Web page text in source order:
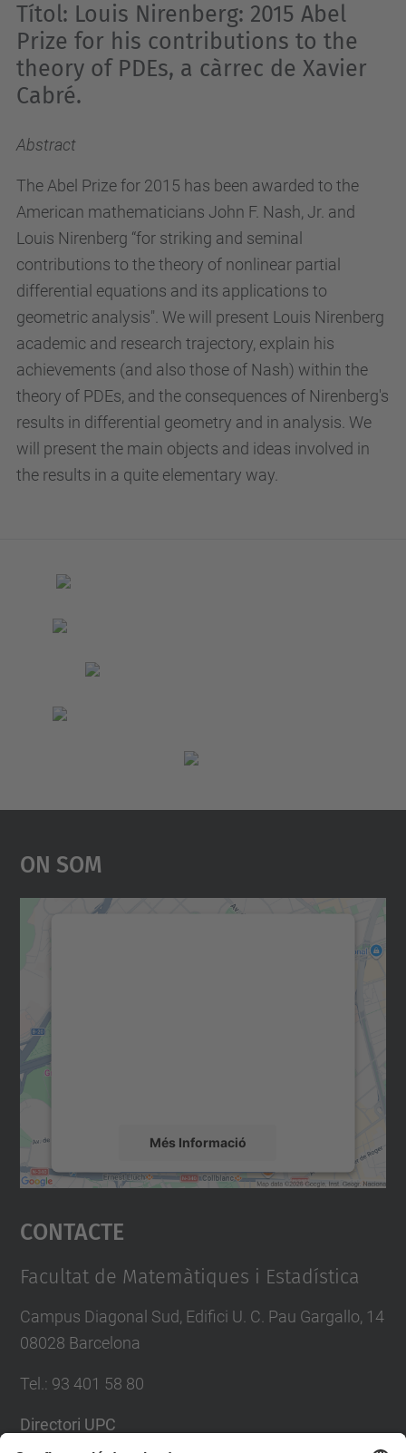
Títol: Louis Nirenberg: 2015 Abel
Prize for his contributions to the
theory of PDEs, a càrrec de Xavier
Cabré.
Abstract
The Abel Prize for 2015 has been awarded to the
American mathematicians John F. Nash, Jr. and
Louis Nirenberg “for striking and seminal
contributions to the theory of nonlinear partial
differential equations and its applications to
geometric analysis". We will present Louis Nirenberg
academic and research trajectory, explain his
achievements (and also those of Nash) within the
theory of PDEs, and the consequences of Nirenberg's
results in differential geometry and in analysis. We
will present the main objects and ideas involved in
the results in a quite elementary way.
On Som
Més Informació
Accepta
powered by
Contacte
Facultat de Matemàtiques i Estadística
Campus Diagonal Sud, Edifici U. C. Pau Gargallo, 14
08028 Barcelona
Tel. : 93 401 58 80
Directori UPC